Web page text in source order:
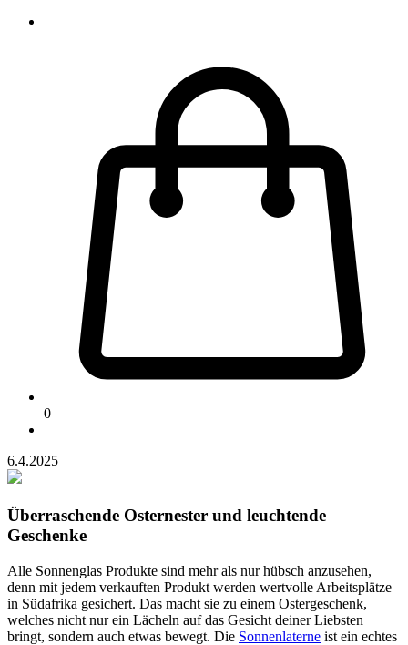
0
6.4.2025
Überraschende Osternester und leuchtende
Geschenke
Alle Sonnenglas Produkte sind mehr als nur hübsch anzusehen,
denn mit jedem verkauften Produkt werden wertvolle Arbeitsplätze
in Südafrika gesichert. Das macht sie zu einem Ostergeschenk,
welches nicht nur ein Lächeln auf das Gesicht deiner Liebsten
bringt, sondern auch etwas bewegt. Die Sonnenlaterne ist ein echtes